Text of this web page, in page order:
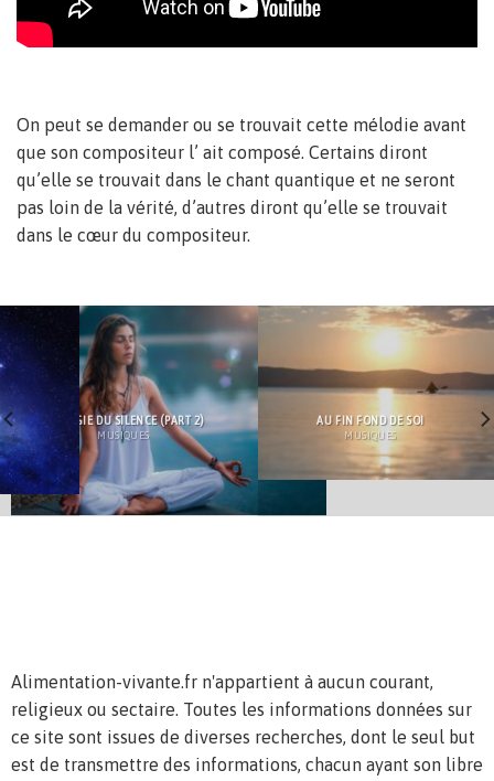
On peut se demander ou se trouvait cette mélodie avant
que son compositeur l’ ait composé. Certains diront
qu’elle se trouvait dans le chant quantique et ne seront
pas loin de la vérité, d’autres diront qu’elle se trouvait
dans le cœur du compositeur.
LA MAGIE DU SILENCE (PART 2)
MUSIQUES
AU FIN FOND DE SOI
MUSIQUES
Alimentation-vivante.fr n'appartient à aucun courant,
religieux ou sectaire. Toutes les informations données sur
ce site sont issues de diverses recherches, dont le seul but
est de transmettre des informations, chacun ayant son libre